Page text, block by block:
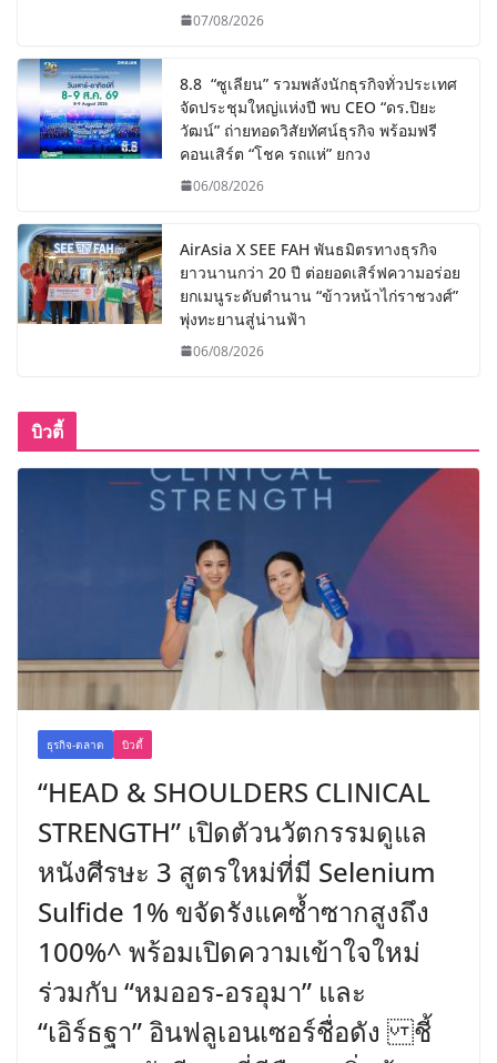
07/08/2026
8.8 “ซูเลียน” รวมพลังนักธุรกิจทั่วประเทศ
จัดประชุมใหญ่แห่งปี พบ CEO “ดร.ปิยะ
วัฒน์” ถ่ายทอดวิสัยทัศน์ธุรกิจ พร้อมฟรี
คอนเสิร์ต “โชค รถแห่” ยกวง
06/08/2026
AirAsia X SEE FAH พันธมิตรทางธุรกิจ
ยาวนานกว่า 20 ปี ต่อยอดเสิร์ฟความอร่อย
ยกเมนูระดับตำนาน “ข้าวหน้าไก่ราชวงศ์”
พุ่งทะยานสู่น่านฟ้า
06/08/2026
บิวตี้
ธุรกิจ-ตลาด บิวตี้
“HEAD & SHOULDERS CLINICAL
STRENGTH” เปิดตัวนวัตกรรมดูแล
หนังศีรษะ 3 สูตรใหม่ที่มี Selenium
Sulfide 1% ขจัดรังแคซ้ำซากสูงถึง
100%^ พร้อมเปิดความเข้าใจใหม่
ร่วมกับ “หมออร-อรอุมา” และ
“เอิร์ธฐา” อินฟลูเอนเซอร์ชื่อดัง ชี้